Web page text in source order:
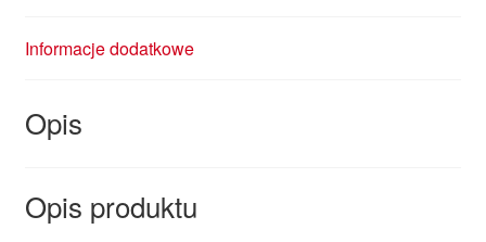
Informacje dodatkowe
Opis
Opis produktu